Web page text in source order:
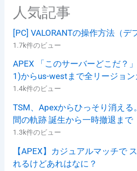
人気記事
[PC] VALORANTの操作方法（デ
1.7k件のビュー
APEX 「このサーバーどこだ？
1)からus-westまで全リージョン
1.4k件のビュー
TSM、Apexからひっそり消え
間の軌跡 誕生から一時撤退まで
1.3k件のビュー
【APEX】カジュアルマッチで
れるけどあれはなに？